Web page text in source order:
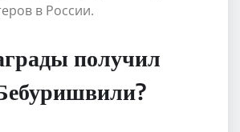
в России.
получил